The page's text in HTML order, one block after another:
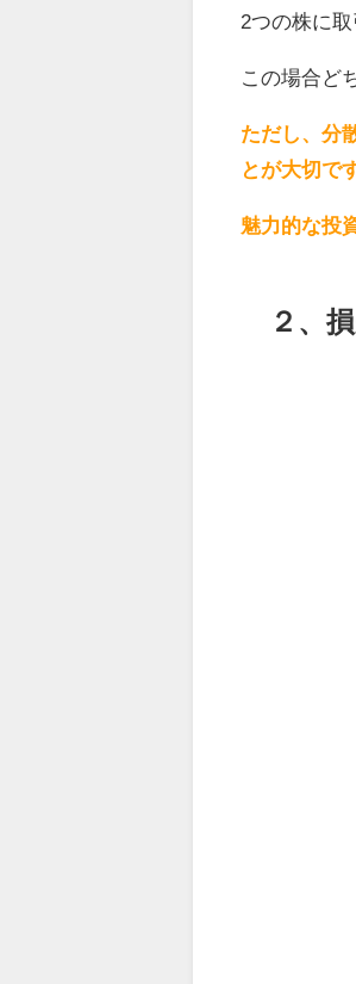
2つの株に
この場合ど
ただし、分
とが大切で
魅力的な投
２、